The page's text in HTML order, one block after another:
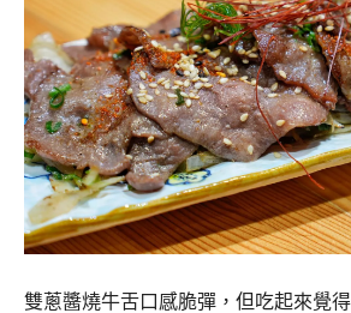
雙蔥醬燒牛舌口感脆彈，但吃起來覺